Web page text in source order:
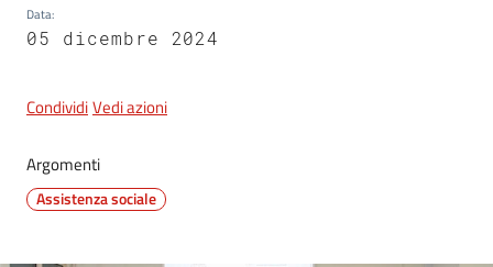
gli
argomenti
Data:
05 dicembre 2024
CondividiVedi azioni
Argomenti
Assistenza sociale